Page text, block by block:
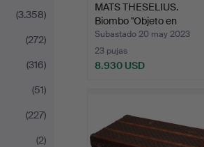
(3.358)
(272)
(316)
(51)
(227)
(2)
MATS THESELIUS.
Biombo "Objeto en
movimien…
Subastado 20 may 2023
23 pujas
8.930 USD